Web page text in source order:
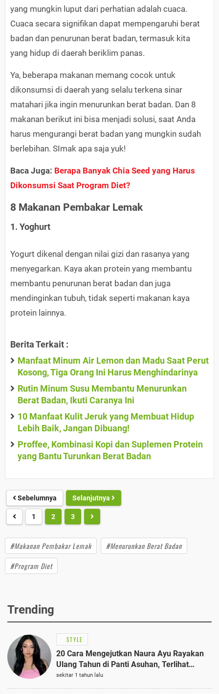
yang mungkin luput dari perhatian adalah cuaca.
Cuaca secara signifikan dapat mempengaruhi berat
badan dan penurunan berat badan, termasuk kita
yang hidup di daerah beriklim panas.
Ya, beberapa makanan memang cocok untuk
dikonsumsi di daerah yang selalu terkena sinar
matahari jika ingin menurunkan berat badan. Dan 8
makanan berikut ini bisa menjadi solusi, saat Anda
harus mengurangi berat badan yang mungkin sudah
berlebihan. SImak apa saja yuk!
Baca Juga: Berapa Banyak Chia Seed yang Harus
Dikonsumsi Saat Program Diet?
8 Makanan Pembakar Lemak
1. Yoghurt
Yogurt dikenal dengan nilai gizi dan rasanya yang
menyegarkan. Kaya akan protein yang membantu
membantu penurunan berat badan dan juga
mendinginkan tubuh, tidak seperti makanan kaya
protein lainnya.
Berita Terkait :
Manfaat Minum Air Lemon dan Madu Saat Perut
Kosong, Tiga Orang Ini Harus Menghindarinya
Rutin Minum Susu Membantu Menurunkan
Berat Badan, Ikuti Caranya Ini
10 Manfaat Kulit Jeruk yang Membuat Hidup
Lebih Baik, Jangan Dibuang!
Proffee, Kombinasi Kopi dan Suplemen Protein
yang Bantu Turunkan Berat Badan
Sebelumnya Selanjutnya
1 2 3
#Makanan Pembakar Lemak
#Menurunkan Berat Badan
#Program Diet
Trending
STYLE
20 Cara Mengejutkan Naura Ayu Rayakan
Ulang Tahun di Panti Asuhan, Terlihat
Anggun dengan Kaftan Cokelat
sekitar 1 tahun lalu